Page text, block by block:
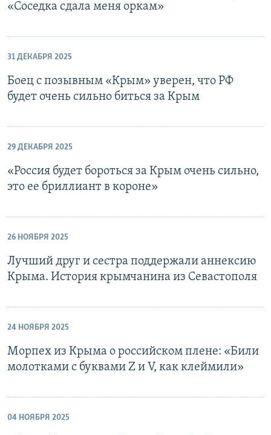
«Соседка сдала меня оркам»
31 ДЕКАБРЯ 2025
Боец с позывным «Крым» уверен, что РФ
будет очень сильно биться за Крым
29 ДЕКАБРЯ 2025
«Россия будет бороться за Крым очень сильно,
это ее бриллиант в короне»
26 НОЯБРЯ 2025
Лучший друг и сестра поддержали аннексию
Крыма. История крымчанина из Севастополя
24 НОЯБРЯ 2025
Морпех из Крыма о российском плене: «Били
молотками с буквами Z и V, как клеймили»
04 НОЯБРЯ 2025